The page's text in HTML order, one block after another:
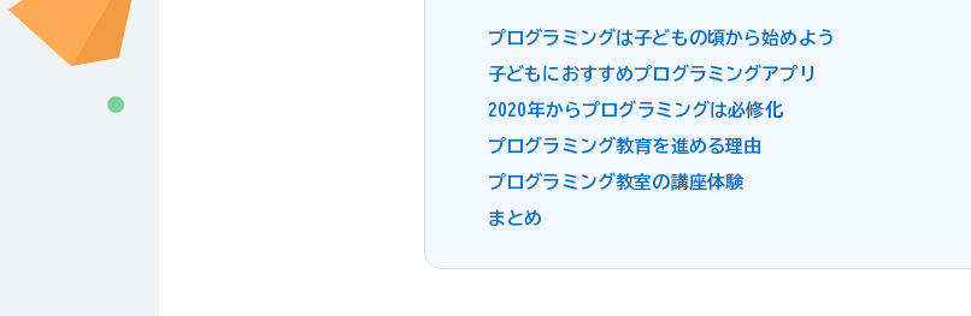
プログラミングは子どもの頃から始めよう
子どもにおすすめプログラミングアプリ
2020年からプログラミングは必修化
プログラミング教育を進める理由
プログラミング教室の講座体験
まとめ